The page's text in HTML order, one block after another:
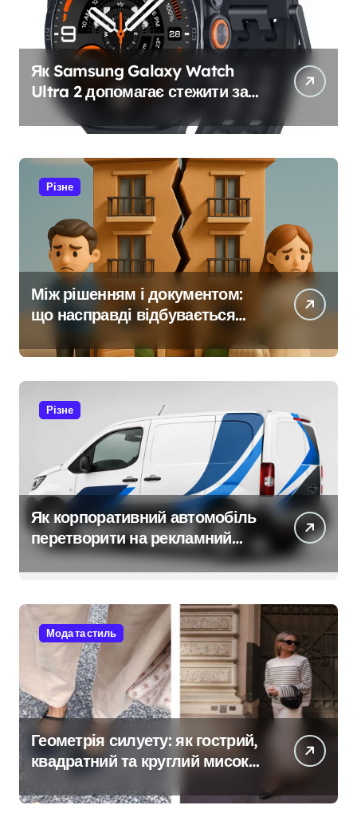
Як Samsung Galaxy Watch
Ultra 2 допомагає стежити за
здоров’ям
Різне
Між рішенням і документом:
що насправді відбувається
під час розлучення
Різне
Як корпоративний автомобіль
перетворити на рекламний
носій
Мода та стиль
Геометрія силуету: як гострий,
квадратний та круглий мисок
балеток повністю змінює
сприйняття вашого зросту